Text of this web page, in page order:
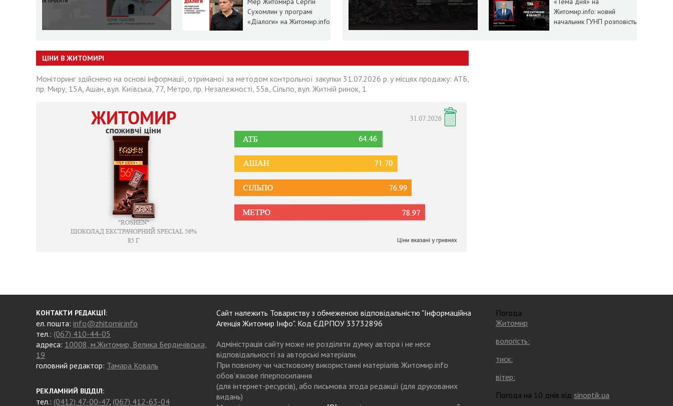
Сухомлин у програмі
«Діалоги» на Житомир.info
Житомир.info: новий
начальник ГУНП розповість
ЦІНИ В ЖИТОМИРІ
Моніторинг здійснено на основі інформації, отриманої за методом контрольної закупки 31.07.2026 р. у місцях продажу: АТБ,
пр. Миру, 15А, Ашан, вул. Київська, 77, Метро, пр. Незалежності, 55в, Сільпо, вул. Житній ринок, 1
КОНТАКТИ РЕДАКЦІЇ:
ел. пошта: info@zhitomir.info
тел.: (067) 410-44-05
адреса: 10008, м.Житомир, Велика Бердичівська,
19
головний редактор: Тамара Коваль
РЕКЛАМНИЙ ВІДДІЛ:
тел.: (0412) 47-00-47, (067) 412-63-04
Сайт належить Товариству з обмеженою відповідальністю "Інформаційна
Агенція Житомир Інфо". Код ЄДРПОУ 33732896
Адміністрація сайту може не розділяти думку автора і не несе
відповідальності за авторські матеріали.
При повному чи частковому використанні матеріалів Житомир.info
обов’язкове гіперпосилання
(для інтернет-ресурсів), або письмова згода редакції (для друкованих
видань)
Погода
Житомир
вологість:
тиск:
вітер:
Погода на 10 днів від sinoptik.ua